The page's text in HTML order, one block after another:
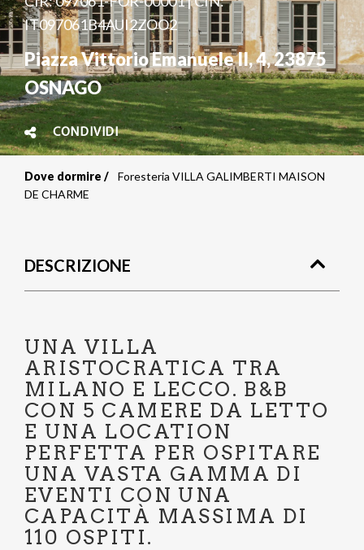
IT097061B4AUI2ZOO2
Piazza Vittorio Emanuele II, 4,23875
OSNAGO
CONDIVIDI
Briciole
pane
Dove dormire
Foresteria VILLA GALIMBERTI MAISON
DE CHARME
DESCRIZIONE
UNA VILLA
ARISTOCRATICA TRA
MILANO E LECCO. B&B
CON 5 CAMERE DA LETTO
E UNA LOCATION
PERFETTA PER OSPITARE
UNA VASTA GAMMA DI
EVENTI CON UNA
CAPACITÀ MASSIMA DI
110 OSPITI.